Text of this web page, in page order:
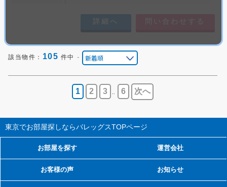
詳細へ
該当物件： 105 件中 -
1 2 3 6 次へ
東京でお部屋探しならバレッグスTOPページ
お部屋を探す
お客様の声
運営会社
お知らせ